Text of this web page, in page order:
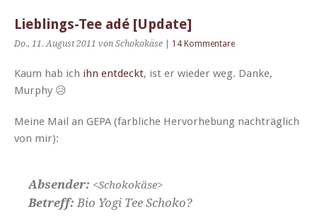
Lieblings-Tee adé [Update]
Do., 11. August 2011 von Schokokäse 14 Kommentare
Kaum hab ich ihn ent­deckt, ist er wieder weg. Danke,
Murphy 😥
Meine Mail an GEPA (far­bliche Her­vorhe­bung nachträglich
von mir):
Absender: <Schokokäse>
Betr­e­ff: Bio Yogi Tee Schoko?